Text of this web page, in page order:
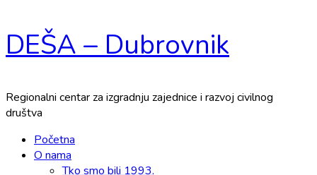
Skip
to
DEŠA – Dubrovnik
Regionalni centar za izgradnju zajednice i razvoj civilnog
društva
Primary
Menu
Početna
O nama
Tko smo bili 1993.